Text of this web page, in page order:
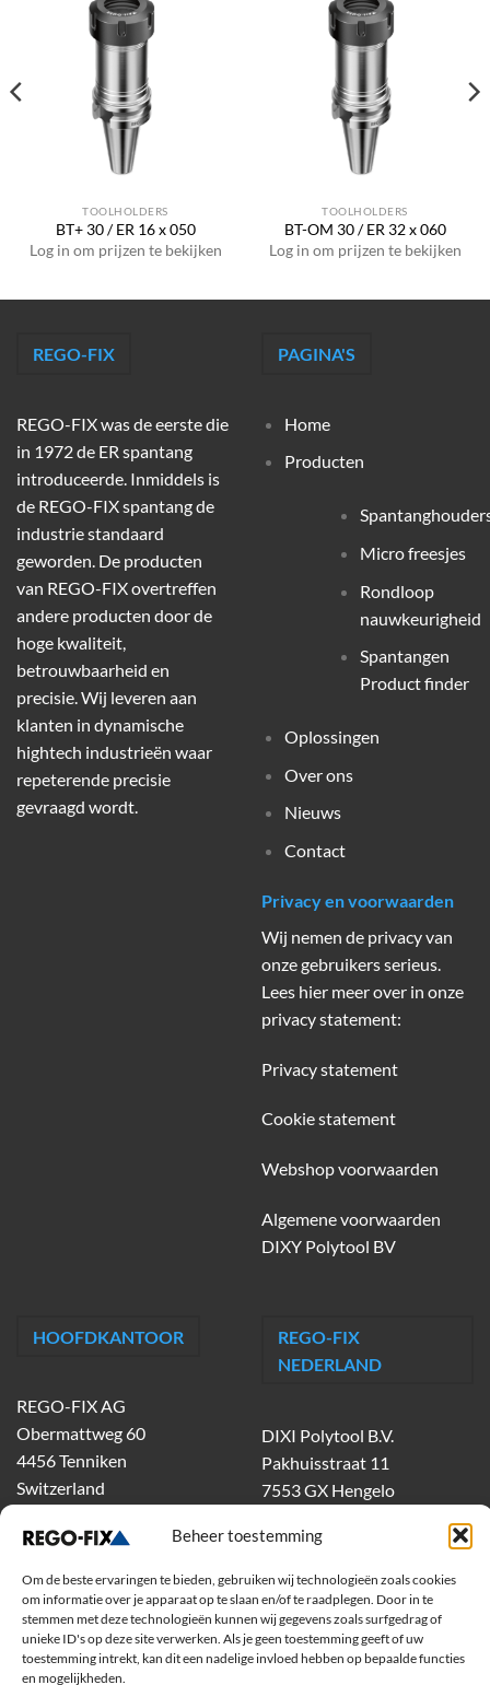
Beheer toestemming
Om de beste ervaringen te bieden, gebruiken wij technologieën zoals cookies
om informatie over je apparaat op te slaan en/of te raadplegen. Door in te
stemmen met deze technologieën kunnen wij gegevens zoals surfgedrag of
unieke ID's op deze site verwerken. Als je geen toestemming geeft of uw
toestemming intrekt, kan dit een nadelige invloed hebben op bepaalde functies
en mogelijkheden.
TOOLHOLDERS
BT+ 30 / ER 16 x 050
Log in om prijzen te bekijken
TOOLHOLDERS
BT-OM 30 / ER 32 x 060
Log in om prijzen te bekijken
REGO-FIX
REGO-FIX was de eerste die
in 1972 de ER spantang
introduceerde. Inmiddels is
de REGO-FIX spantang de
industrie standaard
geworden. De producten
van REGO-FIX overtreffen
andere producten door de
hoge kwaliteit,
betrouwbaarheid en
precisie. Wij leveren aan
klanten in dynamische
hightech industrieën waar
repeterende precisie
gevraagd wordt.
PAGINA'S
Home
Producten
Micro freesjes
Rondloop
nauwkeurigheid
Spantangen
Product finder
Oplossingen
Over ons
Nieuws
Contact
Privacy en voorwaarden
Wij nemen de privacy van
onze gebruikers serieus.
Lees hier meer over in onze
privacy statement:
Privacy statement
Cookie statement
Webshop voorwaarden
Algemene voorwaarden
DIXY Polytool BV
HOOFDKANTOOR
REGO-FIX AG
Obermattweg 60
4456 Tenniken
Switzerland
REGO-FIX
NEDERLAND
DIXI Polytool B.V.
Pakhuisstraat 11
7553 GX Hengelo
dixiholland@dixi.com
www.dixipolytool.com
Volg ons op Youtube
Volg ons op Linkedin